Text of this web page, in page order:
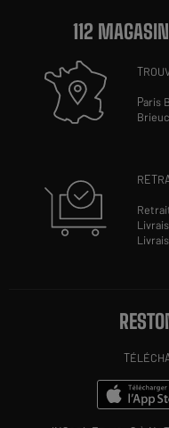
112
Paris
Brieuc